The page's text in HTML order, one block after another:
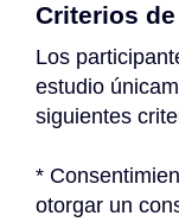
Criterios
Los
estudio
siguientes
*
otorgar un